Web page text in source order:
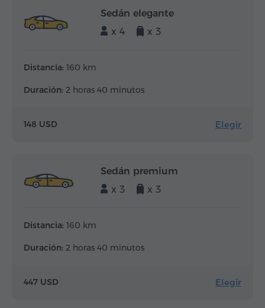
Sedán elegante
x 4
x 3
Distancia: 160 km
Duración: 2 horas 40 minutos
148 USD Elegir
Sedán premium
x 3
x 3
Distancia: 160 km
Duración: 2 horas 40 minutos
447 USD Elegir